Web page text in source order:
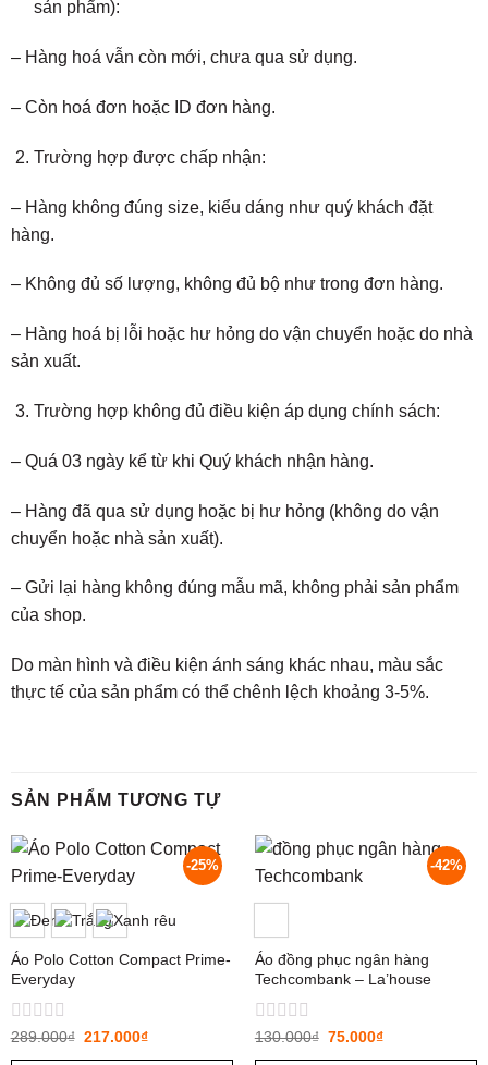
sản phẩm):
– Hàng hoá vẫn còn mới, chưa qua sử dụng.
– Còn hoá đơn hoặc ID đơn hàng.
Trường hợp được chấp nhận:
– Hàng không đúng size, kiểu dáng như quý khách đặt
hàng.
– Không đủ số lượng, không đủ bộ như trong đơn hàng.
– Hàng hoá bị lỗi hoặc hư hỏng do vận chuyển hoặc do nhà
sản xuất.
Trường hợp không đủ điều kiện áp dụng chính sách:
– Quá 03 ngày kể từ khi Quý khách nhận hàng.
– Hàng đã qua sử dụng hoặc bị hư hỏng (không do vận
chuyển hoặc nhà sản xuất).
– Gửi lại hàng không đúng mẫu mã, không phải sản phẩm
của shop.
Do màn hình và điều kiện ánh sáng khác nhau, màu sắc
thực tế của sản phẩm có thể chênh lệch khoảng 3-5%.
SẢN PHẨM TƯƠNG TỰ
-25%
Áo Polo Cotton Compact Prime-
Everyday
Được
289.000₫ 217.000₫
-42%
Áo đồng phục ngân hàng
Techcombank – La’house
Uniform
Được
130.000₫ 75.000₫